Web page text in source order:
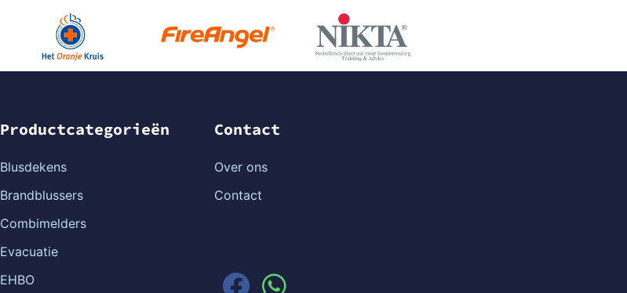
Productcategorieën
Blusdekens
Brandblussers
Combimelders
Evacuatie
EHBO
Contact
Over ons
Contact